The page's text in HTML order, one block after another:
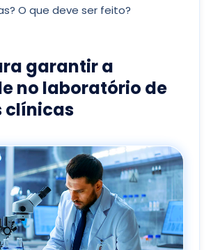
O que deve ser feito?
garantir a
no laboratório de
clínicas